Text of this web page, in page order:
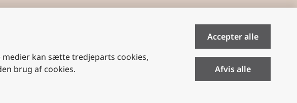
kan sætte tredjeparts cookies,
brug af cookies.
Accepter alle
Afvis alle